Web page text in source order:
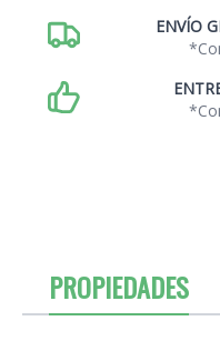
ENVÍO
PROPIEDADES